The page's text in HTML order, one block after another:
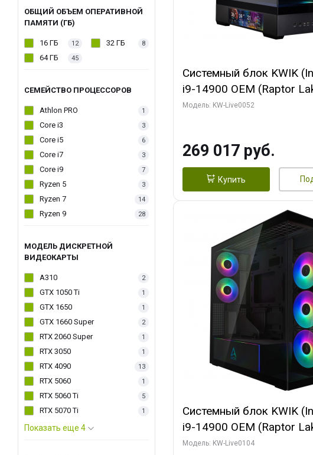
ОБЩИЙ ОБЪЕМ ОПЕРАТИВНОЙ
ПАМЯТИ (ГБ)
16 ГБ 12 32 ГБ 8
64 ГБ 45
СЕМЕЙСТВО ПРОЦЕССОРОВ
Athlon PRO 1
Core i3 3
Core i5 6
Core i7 3
Core i9 7
Ryzen 5 3
Ryzen 7 14
Ryzen 9 28
МОДЕЛЬ ДИСКРЕТНОЙ
ВИДЕОКАРТЫ
A310 2
GTX 1050 Ti 1
GTX 1650 1
GTX 1660 Super 2
RTX 2060 Super 1
RTX 3050 1
RTX 4090 13
RTX 5060 1
RTX 5060 Ti 5
RTX 5070 Ti 1
Показать еще 4
Системный блок KWIK
i9-14900 OEM (Raptor
C24 16EC/8PC// 64 ГБ
256bit 3xDP HD/ 512 ГБ
Модель: KW-Live0052
269 017 руб.
Купить
Системный блок KWIK
i9-14900 OEM (Raptor
C24 16EC/8PC// 64 ГБ
Модель: KW-Live0104